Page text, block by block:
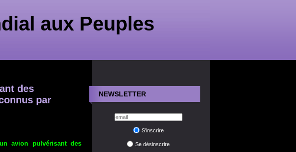
aux Peuples
NEWSLETTER
S'inscrire
Se désinscrire
des
par
avion pulvérisant des